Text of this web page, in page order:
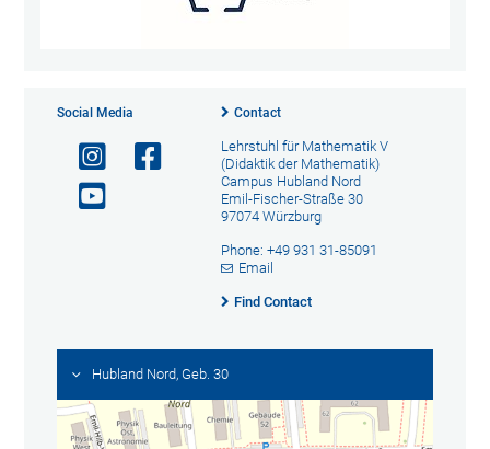
Social Media Contact
Lehrstuhl für Mathematik V
(Didaktik der Mathematik)
Campus Hubland Nord
Emil-Fischer-Straße 30
97074 Würzburg
Phone: +49 931 31-85091
Email
Find Contact
Hubland Nord, Geb. 30